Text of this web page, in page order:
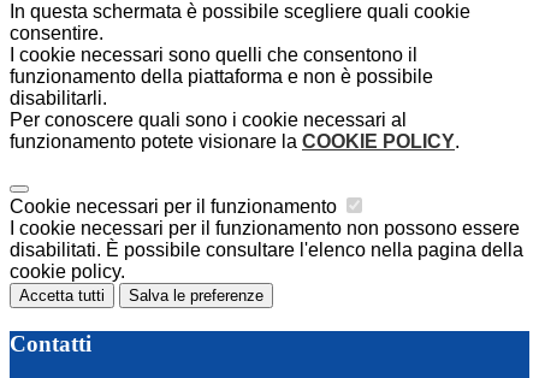
In questa schermata è possibile scegliere quali cookie
consentire.
I cookie necessari sono quelli che consentono il
funzionamento della piattaforma e non è possibile
disabilitarli.
Per conoscere quali sono i cookie necessari al
funzionamento potete visionare la COOKIE POLICY.
Cookie necessari per il funzionamento
I cookie necessari per il funzionamento non possono essere
disabilitati. È possibile consultare l'elenco nella pagina della
cookie policy.
Accetta tutti Salva le preferenze
Contatti